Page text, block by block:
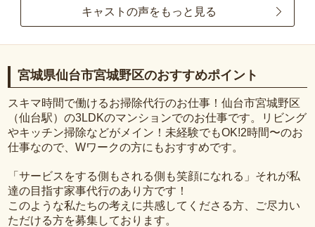
キャストの声をもっと見る
宮城県仙台市宮城野区のおすすめポイント
スキマ時間で働けるお掃除代行のお仕事！仙台市宮城野区
（仙台駅）の3LDKのマンションでのお仕事です。リビング
やキッチン掃除などがメイン！未経験でもOK!2時間〜のお
仕事なので、Wワークの方にもおすすめです。
「サービスをする側もされる側も笑顔になれる」それが私
達の目指す家事代行のあり方です！
このような私たちの考えに共感してくださる方、ご尽力い
ただける方を募集しております。